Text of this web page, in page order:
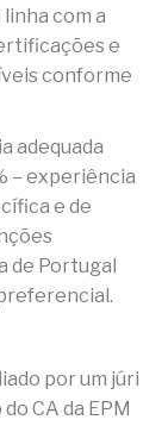
com a
e
conforme
adequada
– experiência
e de
de Portugal
por um júri
CA da EPM